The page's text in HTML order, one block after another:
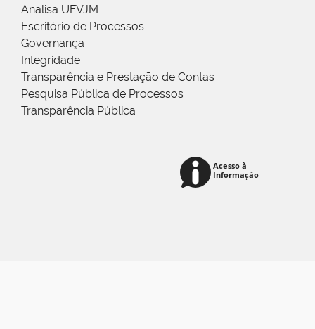
Analisa UFVJM
Escritório de Processos
Governança
Integridade
Transparência e Prestação de Contas
Pesquisa Pública de Processos
Transparência Pública